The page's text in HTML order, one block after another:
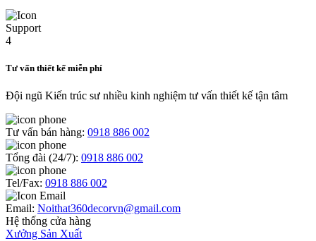
Tư vấn thiết kế miễn phí
Đội ngũ Kiến trúc sư nhiều kinh nghiệm tư vấn thiết kế tận tâm
Tư vấn bán hàng: 0918 886 002
Tổng đài (24/7): 0918 886 002
Tel/Fax: 0918 886 002
Email: Noithat360decorvn@gmail.com
Hệ thống cửa hàng
Xưởng Sản Xuất